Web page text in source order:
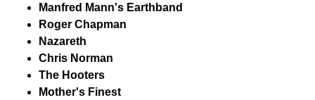
Manfred Mann's Earthband
Roger Chapman
Nazareth
Chris Norman
The Hooters
Mother's Finest